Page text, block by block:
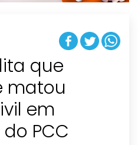
que
matou
em
PCC